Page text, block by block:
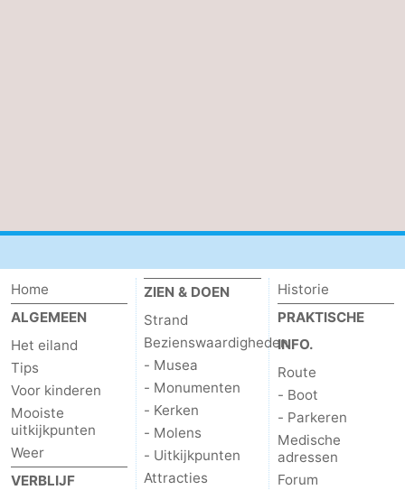
Route
-
Boot
Waddenhoppen
-
Parkeren
Reisboekenwinkel
Nieuws
Medische
Home
ALGEMEEN
Het eiland
Tips
Voor kinderen
Mooiste
uitkijkpunten
Weer
VERBLIJF
ZIEN & DOEN
Strand
Bezienswaardigheden
- Musea
- Monumenten
- Kerken
- Molens
- Uitkijkpunten
Attracties
Historie
PRAKTISCHE
INFO.
Route
- Boot
- Parkeren
Medische
adressen
Forum